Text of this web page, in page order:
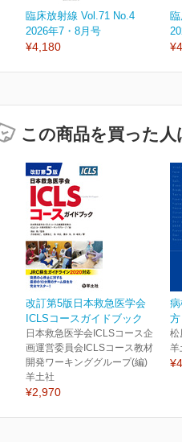
臨床放射線 Vol.71 No.4
2026年7・8月号
¥4,180
この商品を買った
改訂第5版日本救急医学会
ICLSコースガイドブック
日本救急医学会ICLSコース企
画運営委員会ICLSコース教材
開発ワーキンググループ(編)
羊土社
¥2,970
松
羊